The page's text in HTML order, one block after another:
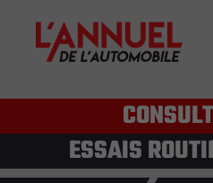
ESSAIS